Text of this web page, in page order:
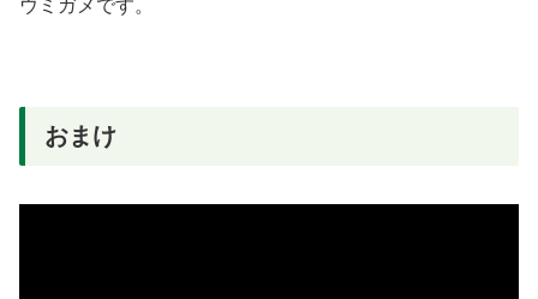
ウミガメです。
おまけ